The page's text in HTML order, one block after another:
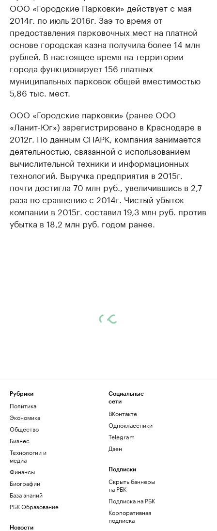
ООО «Городские Парковки» действует с мая
2014г. по июль 2016г. Заэ то время от
предоставления парковочных мест на платной
основе городская казна получила более 14 млн
рублей. В настоящее время на территории
города функционирует 156 платных
муниципальных парковок общей вместимостью
5,86 тыс. мест.
ООО «Городские парковки» (ранее ООО
«Ланит-Юг») зарегистрировано в Краснодаре в
2012г. По данным СПАРК, компания занимается
деятельностью, связанной с использованием
вычислительной техники и информационных
технологий. Выручка предприятия в 2015г.
почти достигла 70 млн руб., увеличившись в 2,7
раза по сравнению с 2014г. Чистый убыток
компании в 2015г. составил 19,3 млн руб. против
убытка в 18,2 млн руб. годом ранее.
Рубрики
Политика
Экономика
Общество
Бизнес
Технологии и
медиа
Финансы
Биографии
База знаний
РБК Образование
Новости
Социальные
сети
ВКонтакте
Одноклассники
Telegram
Дзен
Подписки
Скрыть баннеры
на РБК
Подписка на РБК
Корпоративная
подписка